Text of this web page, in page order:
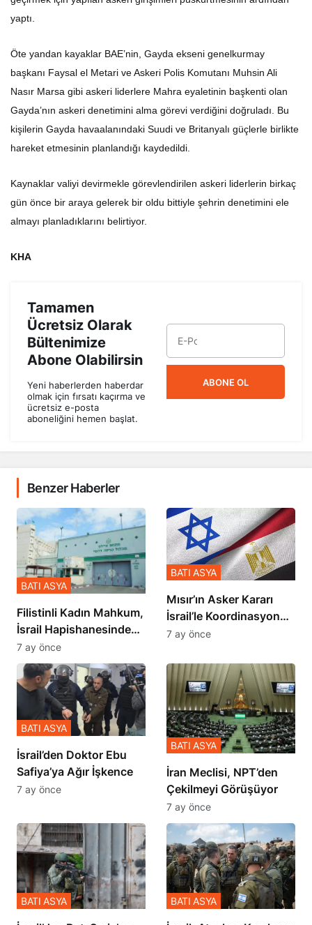
Öte yandan kayaklar BAE’nin, Gayda ekseni genelkurmay
başkanı Faysal el Metari ve Askeri Polis Komutanı Muhsin Ali
Nasır Marsa gibi askeri liderlere Mahra eyaletinin başkenti olan
Gayda’nın askeri denetimini alma görevi verdiğini doğruladı. Bu
kişilerin Gayda havaalanındaki Suudi ve Britanyalı güçlerle birlikte
hareket etmesinin planlandığı kaydedildi.
Kaynaklar valiyi devirmekle görevlendirilen askeri liderlerin birkaç
gün önce bir araya gelerek bir oldu bittiyle şehrin denetimini ele
almayı planladıklarını belirtiyor.
KHA
Tamamen
Ücretsiz Olarak
Bültenimize
Abone Olabilirsin
Yeni haberlerden haberdar
olmak için fırsatı kaçırma ve
ücretsiz e-posta
aboneliğini hemen başlat.
ABONE OL
Benzer Haberler
Filistinli Kadın Mahkum,
İsrail Hapishanesindeki
Zulmü Anlattı
BATI ASYA
7 ay önce
Mısır’ın Asker Kararı
İsrail’le Koordinasyon
İçinde Gerçekleşmiş
BATI ASYA
7 ay önce
İsrail’den Doktor Ebu
Safiya’ya Ağır İşkence
BATI ASYA
7 ay önce
İran Meclisi, NPT’den
Çekilmeyi Görüşüyor
BATI ASYA
7 ay önce
BATI ASYA BATI ASYA